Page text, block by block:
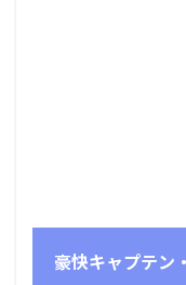
豪快キャプテン